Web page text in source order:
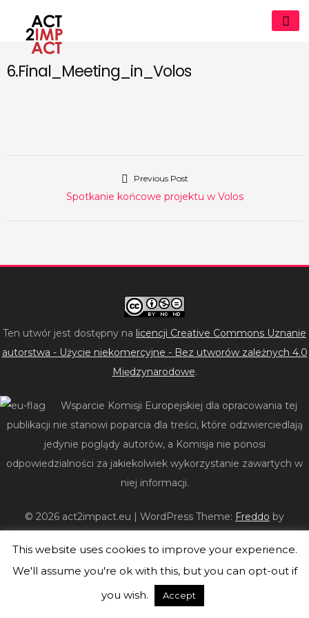
content
act2impact.eu
6.Final_Meeting_in_Volos
Previous Post
Previous
Spotkanie końcowe projektu w Volos
Ten utwór jest dostępny na licencji Creative Commons Uznanie
autorstwa - Użycie niekomercyjne - Bez utworów zależnych 4.0
Międzynarodowe.
Wsparcie Komisji Europejskiej dla opracowania tej
publikacji nie stanowi poparcia dla treści, które odzwierciedlają
jedynie poglądy autorów, a Komisja nie ponosi
odpowiedzialności za jakiekolwiek wykorzystanie zawartych w
niej informacji.
© 2026 act2impact.eu | WordPress Theme: Freddo by
This website uses cookies to improve your experience.
We'll assume you're ok with this, but you can opt-out if
you wish.
Accept